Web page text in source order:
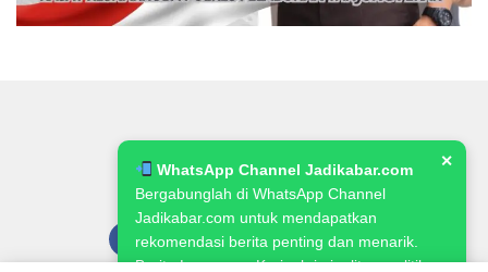
WhatsApp Channel Jadikabar.com
Bergabunglah di WhatsApp Channel
Jadikabar.com untuk mendapatkan
rekomendasi berita penting dan menarik.
Berita Lowongan Kerja, kriminalitas, politik,
✕